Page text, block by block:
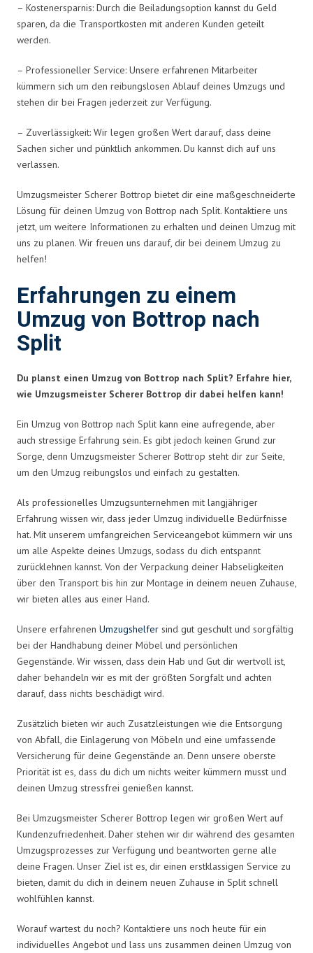
– Kostenersparnis: Durch die Beiladungsoption kannst du Geld
sparen, da die Transportkosten mit anderen Kunden geteilt
werden.
– Professioneller Service: Unsere erfahrenen Mitarbeiter
kümmern sich um den reibungslosen Ablauf deines Umzugs und
stehen dir bei Fragen jederzeit zur Verfügung.
– Zuverlässigkeit: Wir legen großen Wert darauf, dass deine
Sachen sicher und pünktlich ankommen. Du kannst dich auf uns
verlassen.
Umzugsmeister Scherer Bottrop bietet dir eine maßgeschneiderte
Lösung für deinen Umzug von Bottrop nach Split. Kontaktiere uns
jetzt, um weitere Informationen zu erhalten und deinen Umzug mit
uns zu planen. Wir freuen uns darauf, dir bei deinem Umzug zu
helfen!
Erfahrungen zu einem
Umzug von Bottrop nach
Split
Du planst einen Umzug von Bottrop nach Split? Erfahre hier,
wie Umzugsmeister Scherer Bottrop dir dabei helfen kann!
Ein Umzug von Bottrop nach Split kann eine aufregende, aber
auch stressige Erfahrung sein. Es gibt jedoch keinen Grund zur
Sorge, denn Umzugsmeister Scherer Bottrop steht dir zur Seite,
um den Umzug reibungslos und einfach zu gestalten.
Als professionelles Umzugsunternehmen mit langjähriger
Erfahrung wissen wir, dass jeder Umzug individuelle Bedürfnisse
hat. Mit unserem umfangreichen Serviceangebot kümmern wir uns
um alle Aspekte deines Umzugs, sodass du dich entspannt
zurücklehnen kannst. Von der Verpackung deiner Habseligkeiten
über den Transport bis hin zur Montage in deinem neuen Zuhause,
wir bieten alles aus einer Hand.
Unsere erfahrenen Umzugshelfer sind gut geschult und sorgfältig
bei der Handhabung deiner Möbel und persönlichen
Gegenstände. Wir wissen, dass dein Hab und Gut dir wertvoll ist,
daher behandeln wir es mit der größten Sorgfalt und achten
darauf, dass nichts beschädigt wird.
Zusätzlich bieten wir auch Zusatzleistungen wie die Entsorgung
von Abfall, die Einlagerung von Möbeln und eine umfassende
Versicherung für deine Gegenstände an. Denn unsere oberste
Priorität ist es, dass du dich um nichts weiter kümmern musst und
deinen Umzug stressfrei genießen kannst.
Bei Umzugsmeister Scherer Bottrop legen wir großen Wert auf
Kundenzufriedenheit. Daher stehen wir dir während des gesamten
Umzugsprozesses zur Verfügung und beantworten gerne alle
deine Fragen. Unser Ziel ist es, dir einen erstklassigen Service zu
bieten, damit du dich in deinem neuen Zuhause in Split schnell
wohlfühlen kannst.
Worauf wartest du noch? Kontaktiere uns noch heute für ein
individuelles Angebot und lass uns zusammen deinen Umzug von